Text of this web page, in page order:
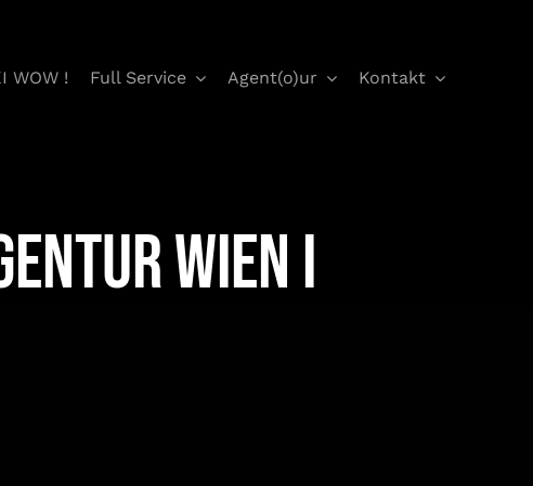
WOW ! Full Service Agent(o)ur Kontakt
Wien I